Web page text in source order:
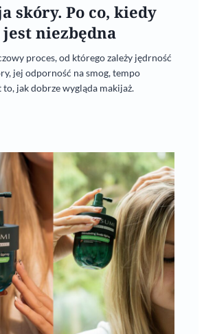
skóry. Po co, kiedy
niezbędna
proces, od którego zależy jędrność
jej odporność na smog, tempo
to, jak dobrze wygląda makijaż.